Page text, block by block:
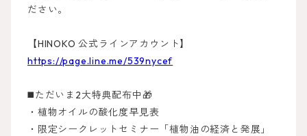
ださい。
【HINOKO 公式ラインアカウント】
https://page.line.me/539nycef
◼️ただいま2大特典配布中🎁
・植物オイルの酸化度早見表
・限定シークレットセミナー「植物油の経済と発展」